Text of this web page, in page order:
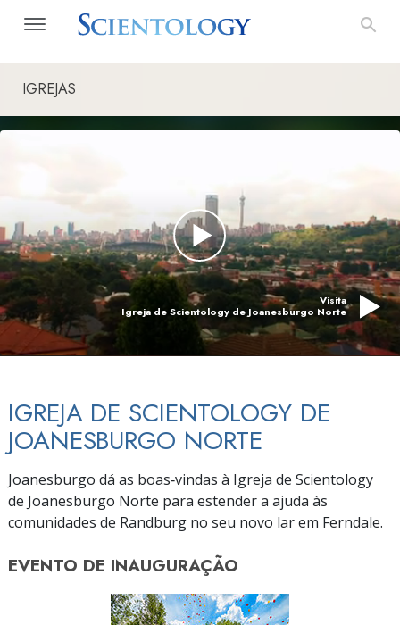
IGREJAS
Visita
Igreja de Scientology de Joanesburgo Norte
IGREJA DE SCIENTOLOGY DE
JOANESBURGO NORTE
Joanesburgo dá as boas‑vindas à Igreja de Scientology
de Joanesburgo Norte para estender a ajuda às
comunidades de Randburg no seu novo lar em Ferndale.
EVENTO DE INAUGURAÇÃO